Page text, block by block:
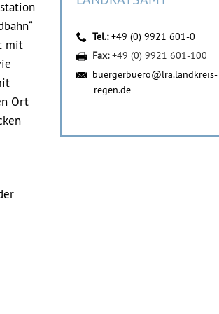
mit
Ort
Tel.:+49 (0) 9921 601-0
Fax:+49 (0) 9921 601-100
buergerbuero@lra.landkreis-
regen.de